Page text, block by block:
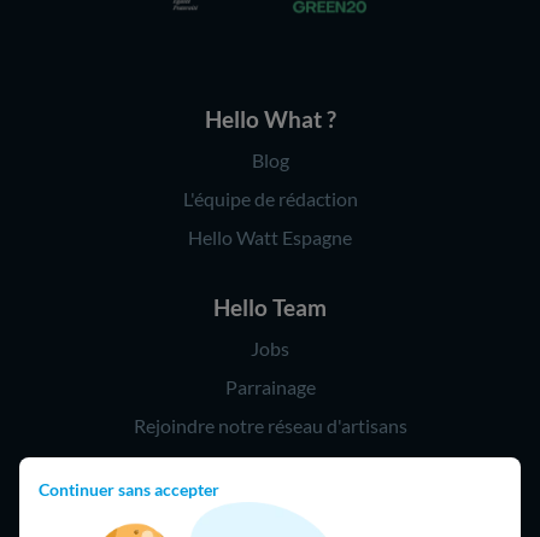
Continuer sans accepter
Hello What ?
Blog
L'équipe de rédaction
Hello Watt Espagne
Hello Team
Jobs
Parrainage
Rejoindre notre réseau d'artisans
Hello !